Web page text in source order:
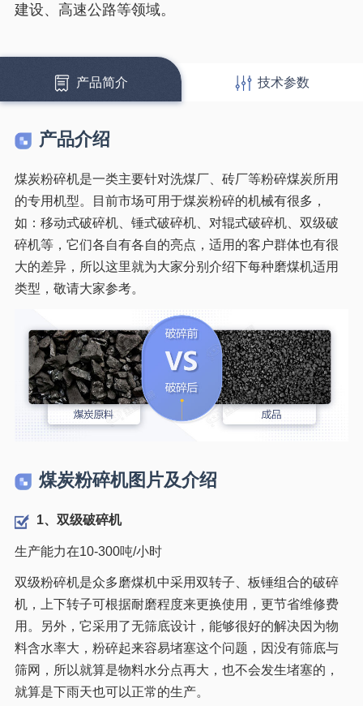
建设、高速公路等领域。
产品简介 技术参数
产品介绍
煤炭粉碎机是一类主要针对洗煤厂、砖厂等粉碎煤炭所用
的专用机型。目前市场可用于煤炭粉碎的机械有很多，
如：移动式破碎机、锤式破碎机、对辊式破碎机、双级破
碎机等，它们各自有各自的亮点，适用的客户群体也有很
大的差异，所以这里就为大家分别介绍下每种磨煤机适用
类型，敬请大家参考。
煤炭粉碎机图片及介绍
1、双级破碎机
生产能力在10-300吨/小时
双级粉碎机是众多磨煤机中采用双转子、板锤组合的破碎
机，上下转子可根据耐磨程度来更换使用，更节省维修费
用。另外，它采用了无筛底设计，能够很好的解决因为物
料含水率大，粉碎起来容易堵塞这个问题，因没有筛底与
筛网，所以就算是物料水分点再大，也不会发生堵塞的，
就算是下雨天也可以正常的生产。